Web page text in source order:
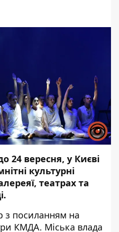
24 вересня, у Києві
культурні
театрах та
з посиланням на
КМДА. Міська влада